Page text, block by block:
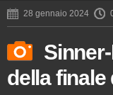
28 gennaio 2024
della finale